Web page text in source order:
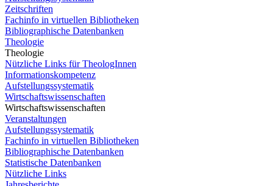
Zeitschriften
Fachinfo in virtuellen Bibliotheken
Bibliographische Datenbanken
Theologie
Theologie
Nützliche Links für TheologInnen
Informationskompetenz
Aufstellungssystematik
Wirtschaftswissenschaften
Wirtschaftswissenschaften
Veranstaltungen
Aufstellungssystematik
Fachinfo in virtuellen Bibliotheken
Bibliographische Datenbanken
Statistische Datenbanken
Nützliche Links